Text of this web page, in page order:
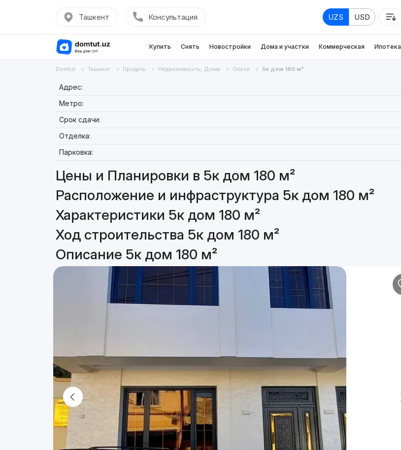
Ташкент Консультация UZS USD
Купить Снять Новостройки Дома и участки Коммерческая Ипотека
Domtut Ташкент Продать Недвижимость, Дома Олеся 5к дом 180 м²
Адрес:
Метро:
Срок сдачи:
Отделка:
Парковка:
Цены и Планировки в 5к дом 180 м²
Расположение и инфраструктура 5к дом 180 м²
Характеристики 5к дом 180 м²
Ход строительства 5к дом 180 м²
Описание 5к дом 180 м²